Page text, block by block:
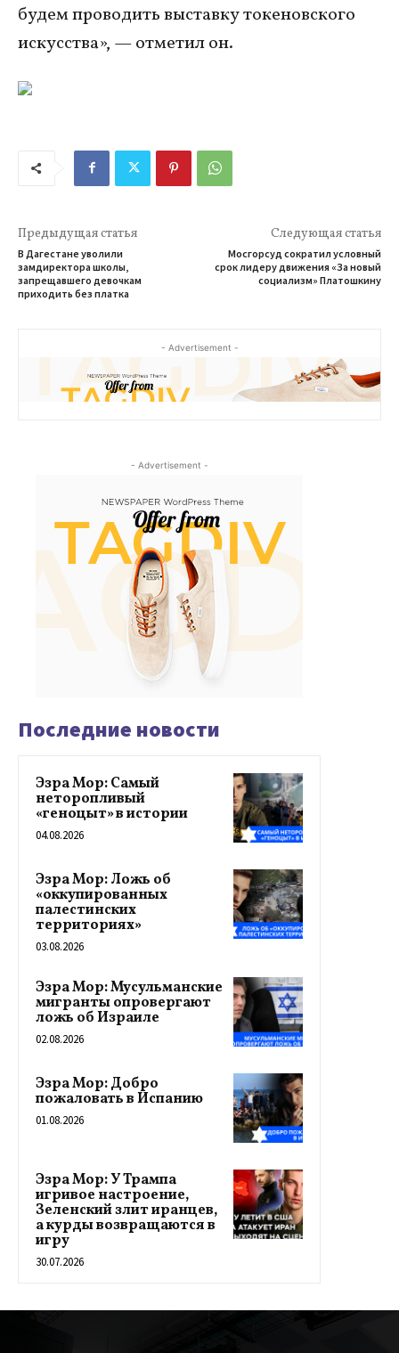
будем проводить выставку токеновского
искусства», — отметил он.
Предыдущая статья
В Дагестане уволили
замдиректора школы,
запрещавшего девочкам
приходить без платка
Следующая статья
Мосгорсуд сократил условный
срок лидеру движения «За новый
социализм» Платошкину
- Advertisement -
- Advertisement -
Последние новости
Эзра Мор: Самый
неторопливый
«геноцыт» в истории
04.08.2026
Эзра Мор: Ложь об
«оккупированных
палестинских
территориях»
03.08.2026
Эзра Мор: Мусульманские
мигранты опровергают
ложь об Израиле
02.08.2026
Эзра Мор: Добро
пожаловать в Испанию
01.08.2026
Эзра Мор: У Трампа
игривое настроение,
Зеленский злит иранцев,
а курды возвращаются в
игру
30.07.2026